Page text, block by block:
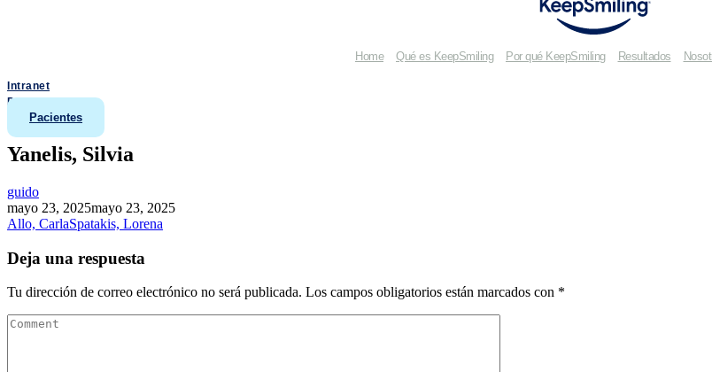
Home Qué es KeepSmiling Por qué KeepSmiling Resultados
Intranet
Doctores
Pacientes
Yanelis, Silvia
guido
mayo 23, 2025mayo 23, 2025
Allo, CarlaSpatakis, Lorena
Deja una respuesta
Tu dirección de correo electrónico no será publicada. Los campos obligatorios están marcados con *